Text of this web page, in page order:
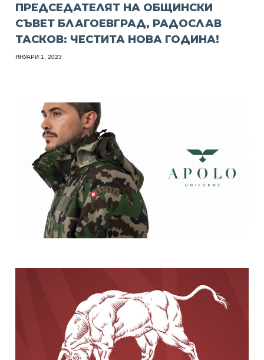
ПРЕДСЕДАТЕЛЯТ НА ОБЩИНСКИ
СЪВЕТ БЛАГОЕВГРАД, РАДОСЛАВ
ТАСКОВ: ЧЕСТИТА НОВА ГОДИНА!
ЯНУАРИ 1, 2023